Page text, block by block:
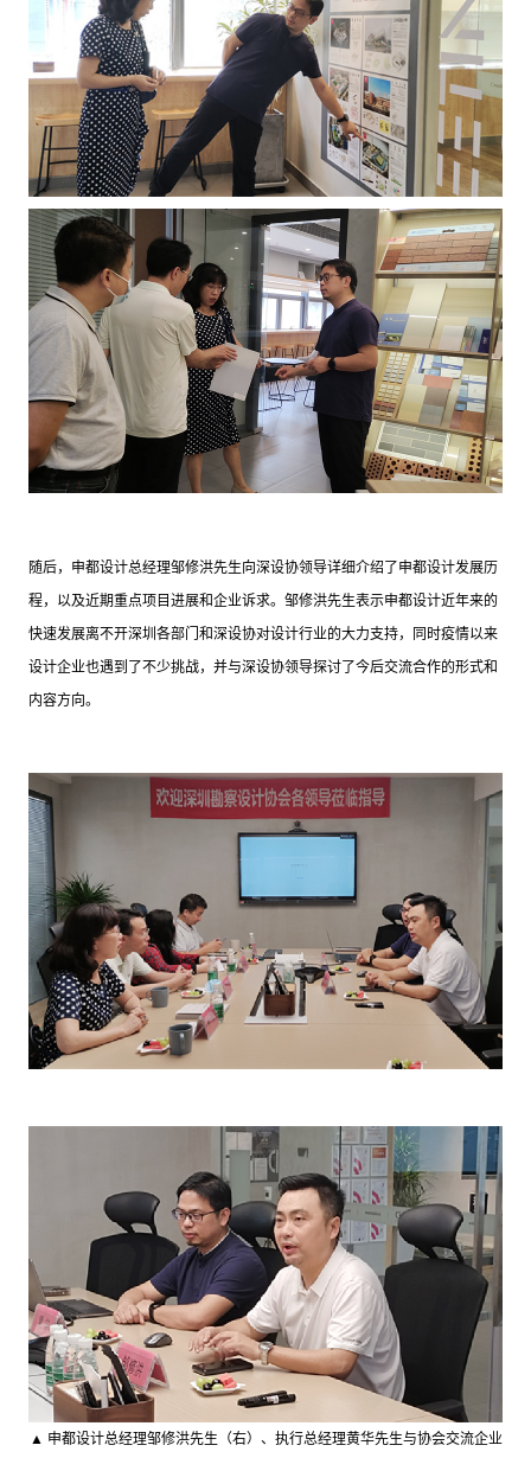
随后，申都设计总经理邹修洪先生向深设协领导详细介绍了申都设计发展历
程，以及近期重点项目进展和企业诉求。邹修洪先生表示申都设计近年来的
快速发展离不开深圳各部门和深设协对设计行业的大力支持，同时疫情以来
设计企业也遇到了不少挑战，并与深设协领导探讨了今后交流合作的形式和
内容方向。
▲ 申都设计总经理邹修洪先生（右）、执行总经理黄华先生与协会交流企业